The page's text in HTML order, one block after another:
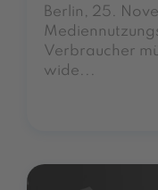
Berlin, 25.
Verbraucher
wide...